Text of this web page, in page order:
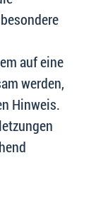
auf eine
werden,
Hinweis.